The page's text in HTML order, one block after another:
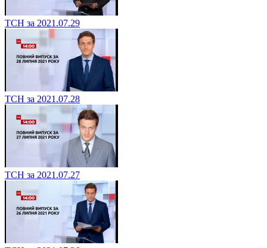
ТСН за 2021.07.29
ТСН за 2021.07.28
ТСН за 2021.07.27